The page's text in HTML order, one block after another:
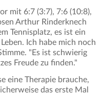
mit 6:7 (3:7), 7:6 (10:8),
Arthur Rinderknech
Tennisplatz, es ist ein
Ich habe mich noch
"Es ist schwierig
Freude zu finden."
eine Therapie brauche,
das erste Mal